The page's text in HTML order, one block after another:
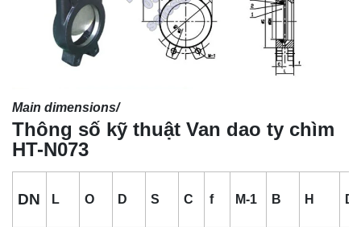
Main dimensions/
Thông số kỹ thuật Van dao ty chìm
HT-N073
DN L O D S C f M-1 B H